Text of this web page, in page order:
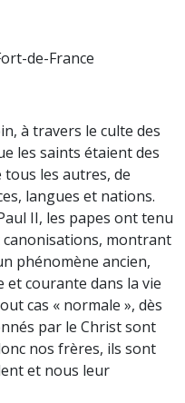
de-France
à travers le culte des
les saints étaient des
tous les autres, de
langues et nations.
II, les papes ont tenu
montrant
phénomène ancien,
courante dans la vie
cas « normale », dès
par le Christ sont
nos frères, ils sont
et nous leur